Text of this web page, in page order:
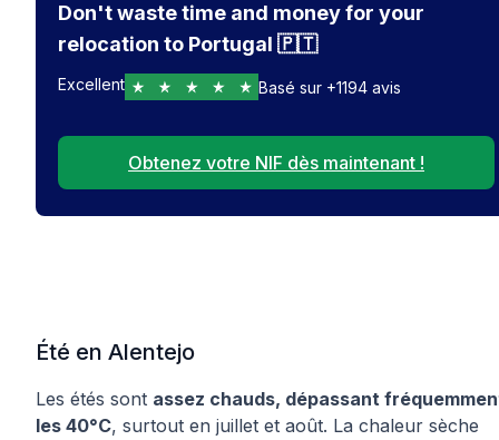
Don't waste time and money for your
relocation to Portugal 🇵🇹
Excellent Basé sur +1194 avis
Obtenez votre NIF dès maintenant !
Été en Alentejo
Les étés sont assez chauds, dépassant
les 40°C, surtout en juillet et août. La chaleur sèche